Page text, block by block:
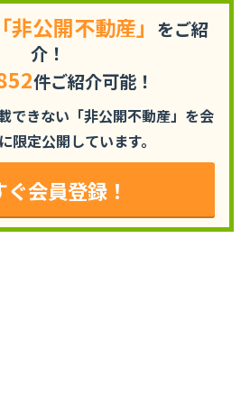
「非公開不動産」 をご紹
介！
件ご紹介可能！
できない「非公開不動産」を会
限定公開しています。
ぐ会員登録！